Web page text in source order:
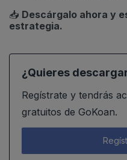
📥 Descárgalo ahora y
estrategia.
¿Quieres
Regístrate y tendrás
gratuitos de GoKoan.